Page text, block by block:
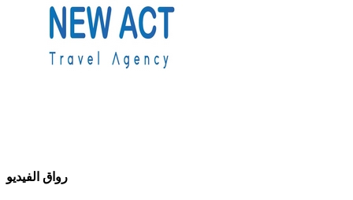
رواق الفيديو